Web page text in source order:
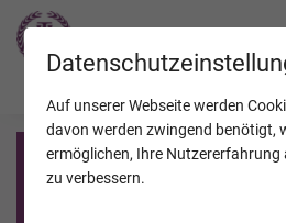
Registrierung auf
Auf unserer Webseite werden
davon werden zwingend benötigt,
ermöglichen, Ihre Nutzererfahrung
zu verbessern.
JAHRESTAGE KALENDER